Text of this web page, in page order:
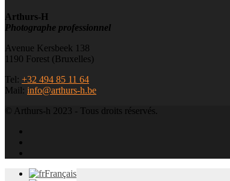
Arthurs-H
Photographe professionnel
Avenue Kersbeek 138
1190 Forest (Bruxelles)
Tel: +32 494 85 11 64
Mail: info@arthurs-h.be
© Arthurs-h 2023 - Tous droits réservés.
Français